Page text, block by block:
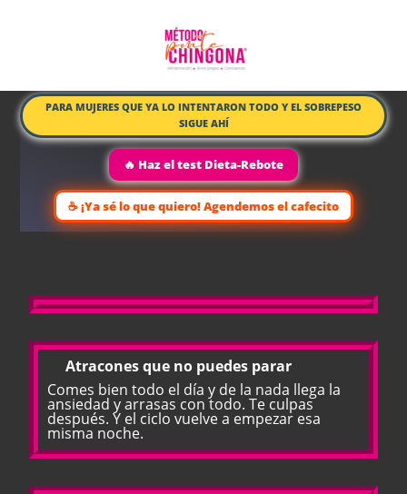
PARA MUJERES QUE YA LO INTENTARON TODO Y EL SOBREPESO
SIGUE AHÍ
🔥 Haz el test Dieta-Rebote
☕ ¡Ya sé lo que quiero! Agendemos el cafecito
🍫Atracones que no puedes parar
Comes bien todo el día y de la nada llega la
ansiedad y arrasas con todo. Te culpas
después. Y el ciclo vuelve a empezar esa
misma noche.